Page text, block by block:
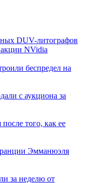
DUV-литографов
акции NVidia
беспредел на
с аукциона за
того, как ее
Эмманюэля
за неделю от